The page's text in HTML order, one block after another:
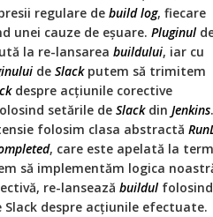
regulare de build log, fiecare
unei cauze de eșuare. Pluginul
la re-lansarea buildului, iar cu
de Slackputem să trimitem
despre acțiunile corective
setările de Slackdin Jenkins
folosim clasa abstractă
, care este apelată la
să implementăm logica
re-lansează buildul
despre acțiunile efectuate.